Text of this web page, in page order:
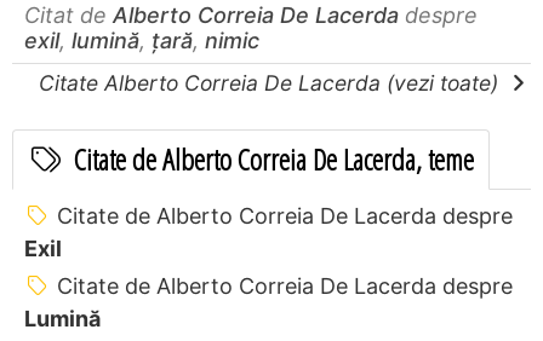
Citat de Alberto Correia De Lacerda despre
exil, lumină, țară, nimic
Citate Alberto Correia De Lacerda (vezi toate)
Citate de Alberto Correia De Lacerda, teme
Citate de Alberto Correia De Lacerda despre
Exil
Citate de Alberto Correia De Lacerda despre
Lumină